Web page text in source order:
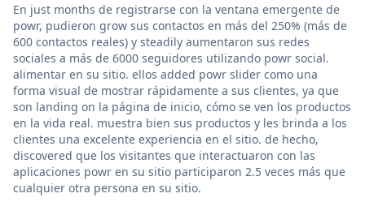
En just months de registrarse con la ventana emergente de
powr, pudieron grow sus contactos en más del 250% (más de
600 contactos reales) y steadily aumentaron sus redes
sociales a más de 6000 seguidores utilizando powr social.
alimentar en su sitio. ellos added powr slider como una
forma visual de mostrar rápidamente a sus clientes, ya que
son landing on la página de inicio, cómo se ven los productos
en la vida real. muestra bien sus productos y les brinda a los
clientes una excelente experiencia en el sitio. de hecho,
discovered que los visitantes que interactuaron con las
aplicaciones powr en su sitio participaron 2.5 veces más que
cualquier otra persona en su sitio.